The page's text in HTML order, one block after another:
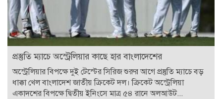
প্রস্তুতি ম্যাচে অস্ট্রেলিয়ার কাছে হার বাংলাদেশের
অস্ট্রেলিয়ার বিপক্ষে দুই টেস্টের সিরিজ শুরুর আগে প্রস্তুতি ম্যাচে বড়
ধাক্কা খেল বাংলাদেশ জাতীয় ক্রিকেট দল। ক্রিকেট অস্ট্রেলিয়া
একাদশের বিপক্ষে দ্বিতীয় ইনিংসে মাত্র ৫৪ রানে অলআউট...